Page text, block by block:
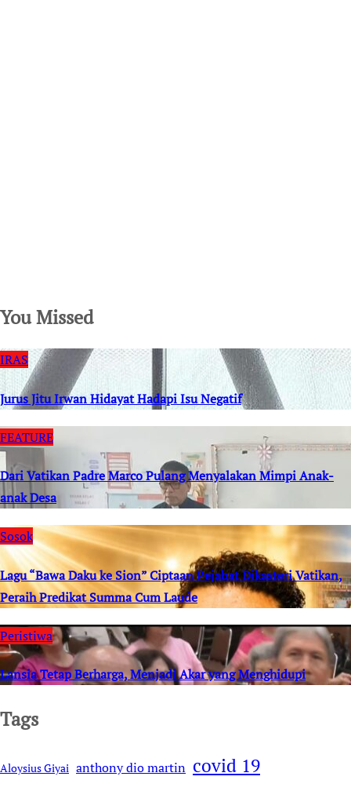
You Missed
IRAS
Jurus Jitu Irwan Hidayat Hadapi Isu Negatif
FEATURE
Dari Vatikan Padre Marco Pulang Menyalakan Mimpi Anak-
anak Desa
Sosok
Lagu “Bawa Daku ke Sion” Ciptaan Pejabat Dikasteri Vatikan,
Peraih Predikat Summa Cum Laude
Peristiwa
Lansia Tetap Berharga, Menjadi Akar yang Menghidupi
Tags
Aloysius Giyai anthony dio martin covid 19